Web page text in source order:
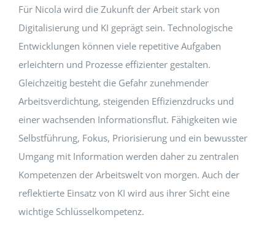
Für Nicola wird die Zukunft der Arbeit stark von
Digitalisierung und KI geprägt sein. Technologische
Entwicklungen können viele repetitive Aufgaben
erleichtern und Prozesse effizienter gestalten.
Gleichzeitig besteht die Gefahr zunehmender
Arbeitsverdichtung, steigenden Effizienzdrucks und
einer wachsenden Informationsflut. Fähigkeiten wie
Selbstführung, Fokus, Priorisierung und ein bewusster
Umgang mit Information werden daher zu zentralen
Kompetenzen der Arbeitswelt von morgen. Auch der
reflektierte Einsatz von KI wird aus ihrer Sicht eine
wichtige Schlüsselkompetenz.